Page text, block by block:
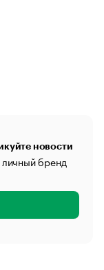
новости
личный бренд